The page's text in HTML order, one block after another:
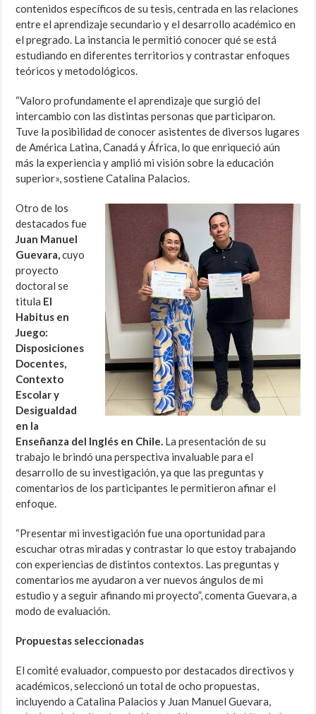
contenidos específicos de su tesis, centrada en las relaciones
entre el aprendizaje secundario y el desarrollo académico en
el pregrado. La instancia le permitió conocer qué se está
estudiando en diferentes territorios y contrastar enfoques
teóricos y metodológicos.
“Valoro profundamente el aprendizaje que surgió del
intercambio con las distintas personas que participaron.
Tuve la posibilidad de conocer asistentes de diversos lugares
de América Latina, Canadá y África, lo que enriqueció aún
más la experiencia y amplió mi visión sobre la educación
superior», sostiene Catalina Palacios.
Otro de los
destacados fue
Juan Manuel
Guevara,cuyo
proyecto
doctoral se
titula El
Habitus en
Juego:
Disposiciones
Docentes,
Contexto
Escolar y
Desigualdad
en la
Enseñanza del Inglés en Chile. La presentación de su
trabajo le brindó una perspectiva invaluable para el
desarrollo de su investigación, ya que las preguntas y
comentarios de los participantes le permitieron afinar el
enfoque.
“Presentar mi investigación fue una oportunidad para
escuchar otras miradas y contrastar lo que estoy trabajando
con experiencias de distintos contextos. Las preguntas y
comentarios me ayudaron a ver nuevos ángulos de mi
estudio y a seguir afinando mi proyecto”, comenta Guevara, a
modo de evaluación.
Propuestas seleccionadas
El comité evaluador, compuesto por destacados directivos y
académicos, seleccionó un total de ocho propuestas,
incluyendo a Catalina Palacios y Juan Manuel Guevara,